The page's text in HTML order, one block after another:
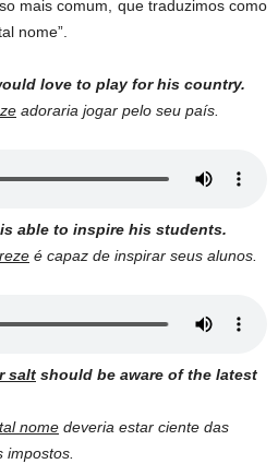
mais comum, que traduzimos como
nome”.
love to play for his country.
adoraria jogar pelo seu país.
is able to inspire his students.
é capaz de inspirar seus alunos.
salt should be aware of the latest
nome deveria estar ciente das
impostos.